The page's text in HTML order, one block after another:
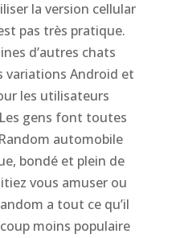
la version cellular
pas très pratique.
d’autres chats
variations Android et
les utilisateurs
gens font toutes
automobile
bondé et plein de
vous amuser ou
a tout ce qu’il
moins populaire